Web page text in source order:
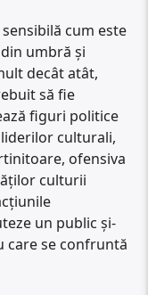
cum este
umbră și
decât atât,
să fie
figuri politice
culturali,
ofensiva
culturii
un public și-
care se confruntă